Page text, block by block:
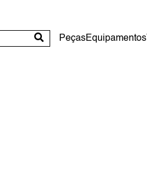
PeçasEquipamentos